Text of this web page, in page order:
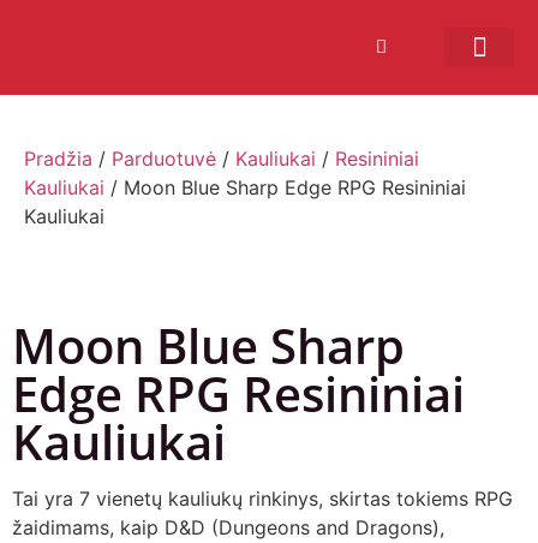
Pradžia / Parduotuvė / Kauliukai / Resininiai
Kauliukai / Moon Blue Sharp Edge RPG Resininiai
Kauliukai
Moon Blue Sharp
Edge RPG Resininiai
Kauliukai
Tai yra 7 vienetų kauliukų rinkinys, skirtas tokiems RPG
žaidimams, kaip D&D (Dungeons and Dragons),